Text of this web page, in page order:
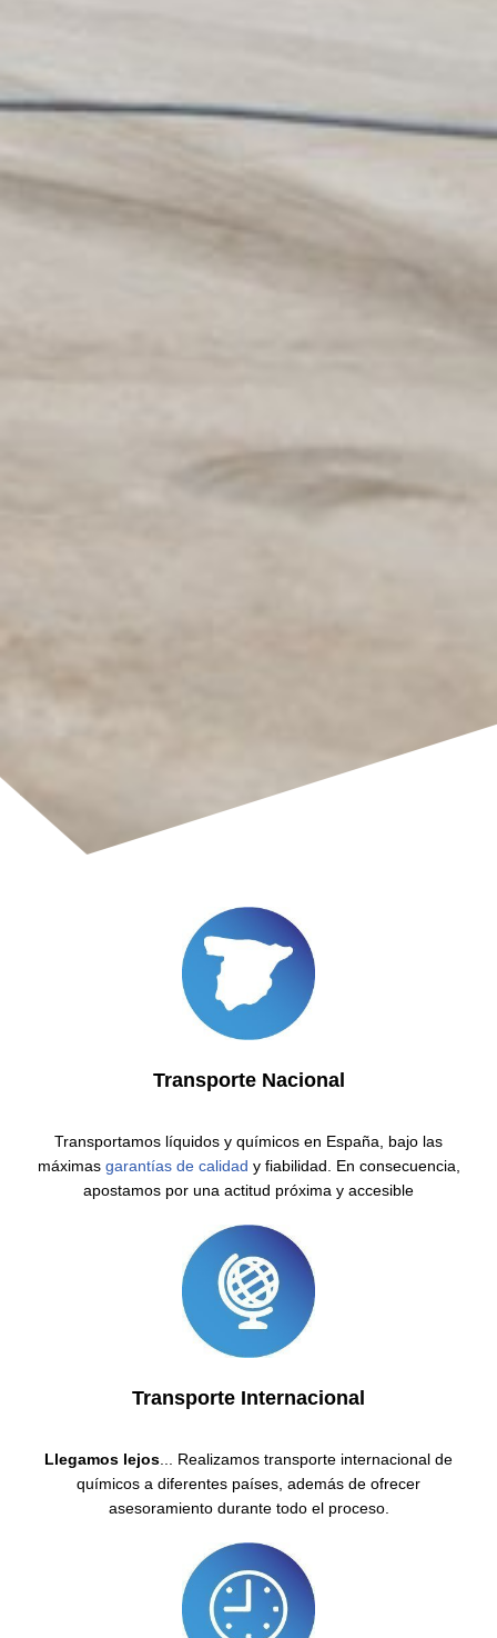
Transporte Nacional
Transportamos líquidos y químicos en España, bajo las
máximas garantías de calidad y fiabilidad. En consecuencia,
apostamos por una actitud próxima y accesible
Transporte Internacional
Llegamos lejos ... Realizamos transporte internacional de
químicos a diferentes países, además de ofrecer
asesoramiento durante todo el proceso.